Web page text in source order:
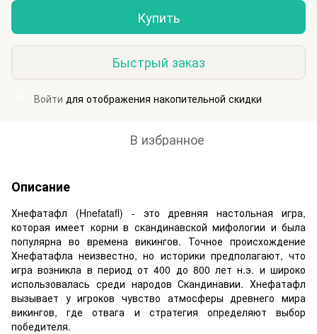
Купить
Быстрый заказ
Войти для отображения накопительной скидки
В избранное
Описание
Хнефатафл (Hnefatafl) - это древняя настольная игра,
которая имеет корни в скандинавской мифологии и была
популярна во времена викингов. Точное происхождение
Хнефатафла неизвестно, но историки предполагают, что
игра возникла в период от 400 до 800 лет н.э. и широко
использовалась среди народов Скандинавии. Хнефатафл
вызывает у игроков чувство атмосферы древнего мира
викингов, где отвага и стратегия определяют выбор
победителя.